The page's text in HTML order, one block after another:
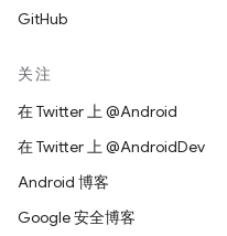
GitHub
关注
在 Twitter 上 @Android
在 Twitter 上 @AndroidDev
Android 博客
Google 安全博客